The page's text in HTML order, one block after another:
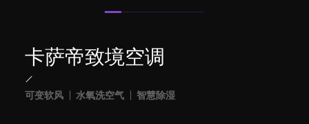
卡萨帝致境空调
可变软风 水氧洗空气 智慧除湿